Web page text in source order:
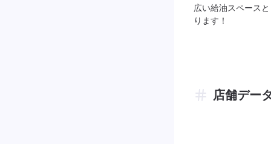
広い給油スペース
ります！
店舗デー